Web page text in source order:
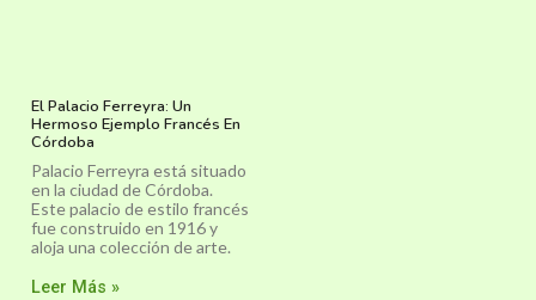
El Palacio Ferreyra: Un
Hermoso Ejemplo Francés En
Córdoba
Palacio Ferreyra está situado
en la ciudad de Córdoba.
Este palacio de estilo francés
fue construido en 1916 y
aloja una colección de arte.
Leer Más »